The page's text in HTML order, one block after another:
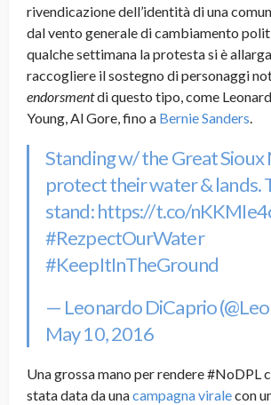
rivendicazione dell’identità di una
dal vento generale di cambiamento
qualche settimana la protesta si è
raccogliere il sostegno di personaggi
endorsmentdi questo tipo, come
Young, Al Gore, fino a Bernie Sanders.
Standing w/ the Great
protect their water & lands.
stand:https://t.co/
#RezpectOurWater
#KeepItInTheGround
— Leonardo DiCaprio
May 10, 2016
Una grossa mano per rendere #NoDPL
stata data da unacampagna viralecon